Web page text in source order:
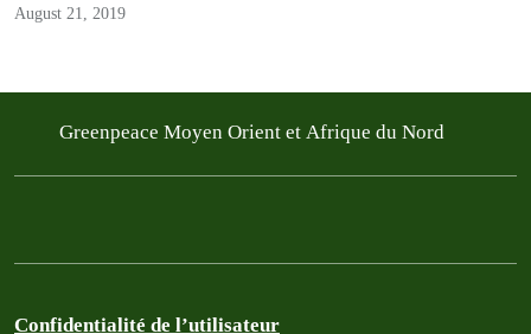
August 21, 2019
Greenpeace Moyen Orient et Afrique du Nord
Confidentialité de l’utilisateur